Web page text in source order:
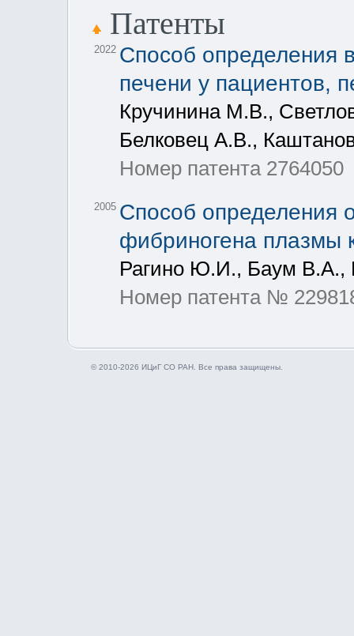
Патенты
2022 Способ определения
печени у пациентов,
Кручинина М.В.,
Белковец А.В.,
Номер патента 2764050
2005 Способ определения
фибриногена плазмы
Рагино Ю.И., Баум В.А.,
Номер патента №
© 2010-2026 ИЦиГ СО РАН. Все права защищены.